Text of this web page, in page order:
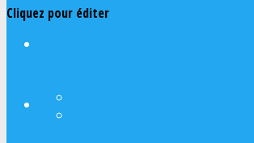
Cliquez pour éditer